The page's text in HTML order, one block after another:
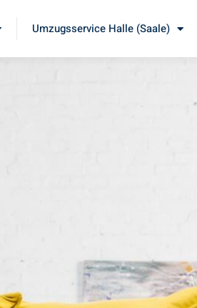
Umzugsservice Halle (Saale)